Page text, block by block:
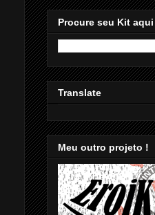
Procure seu Kit aqui
Translate
Meu outro projeto !